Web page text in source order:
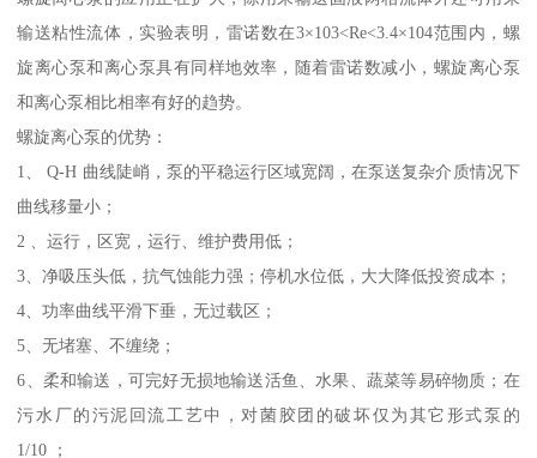
输送粘性流体，实验表明，雷诺数在3×103<Re<3.4×104范围内，螺
旋离心泵和离心泵具有同样地效率，随着雷诺数减小，螺旋离心泵
和离心泵相比相率有好的趋势。
螺旋离心泵的优势：
1、 Q-H 曲线陡峭，泵的平稳运行区域宽阔，在泵送复杂介质情况下
曲线移量小；
2 、运行，区宽，运行、维护费用低；
3、净吸压头低，抗气蚀能力强；停机水位低，大大降低投资成本；
4、功率曲线平滑下垂，无过载区；
5、无堵塞、不缠绕；
6、柔和输送，可完好无损地输送活鱼、水果、蔬菜等易碎物质；在
污水厂的污泥回流工艺中，对菌胶团的破坏仅为其它形式泵的
1/10 ；